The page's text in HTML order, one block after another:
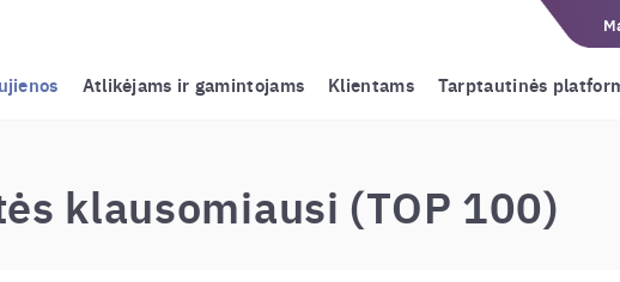
Atlikėjams ir gamintojams Klientams Tarptautinės
klausomiausi (TOP 100)